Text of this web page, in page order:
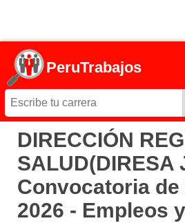
PeruTrabajos
DIRECCIÓN
SALUD(DIRESA
Convocatoria
2026 - Empleos